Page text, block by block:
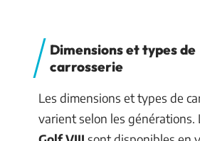
Dimensions et types de
carrosserie
Les dimensions et types de
varient selon les générations.